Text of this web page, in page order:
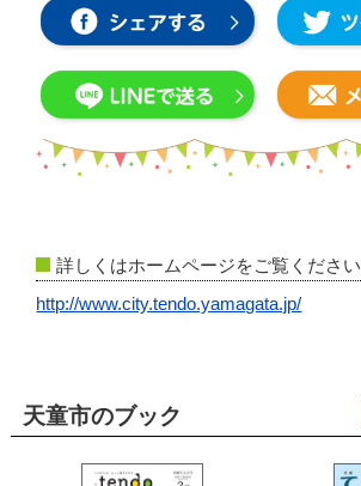
詳しくはホームページをご覧ください
http://www.city.tendo.yamagata.jp/
天童市のブック